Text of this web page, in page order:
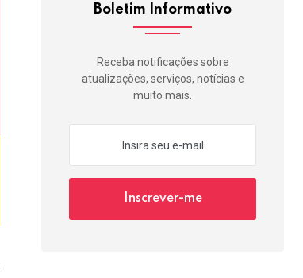
Boletim Informativo
Receba notificações sobre
atualizações, serviços, notícias e
muito mais.
Inscrever-me